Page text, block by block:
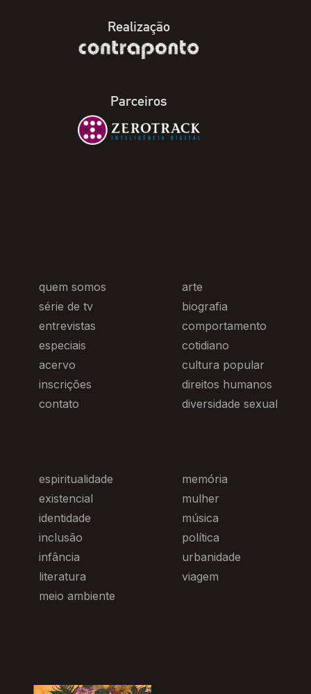
Realização
Parceiros
quem somos
série de tv
entrevistas
especiais
acervo
inscrições
contato
arte
biografia
comportamento
cotidiano
cultura popular
direitos humanos
diversidade sexual
espiritualidade
existencial
identidade
inclusão
infância
literatura
meio ambiente
memória
mulher
música
política
urbanidade
viagem